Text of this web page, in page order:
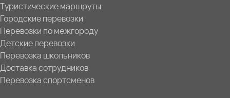
Туристические маршруты
Городские перевозки
Перевозки по межгороду
Детские перевозки
Перевозка школьников
Доставка сотрудников
Перевозка спортсменов